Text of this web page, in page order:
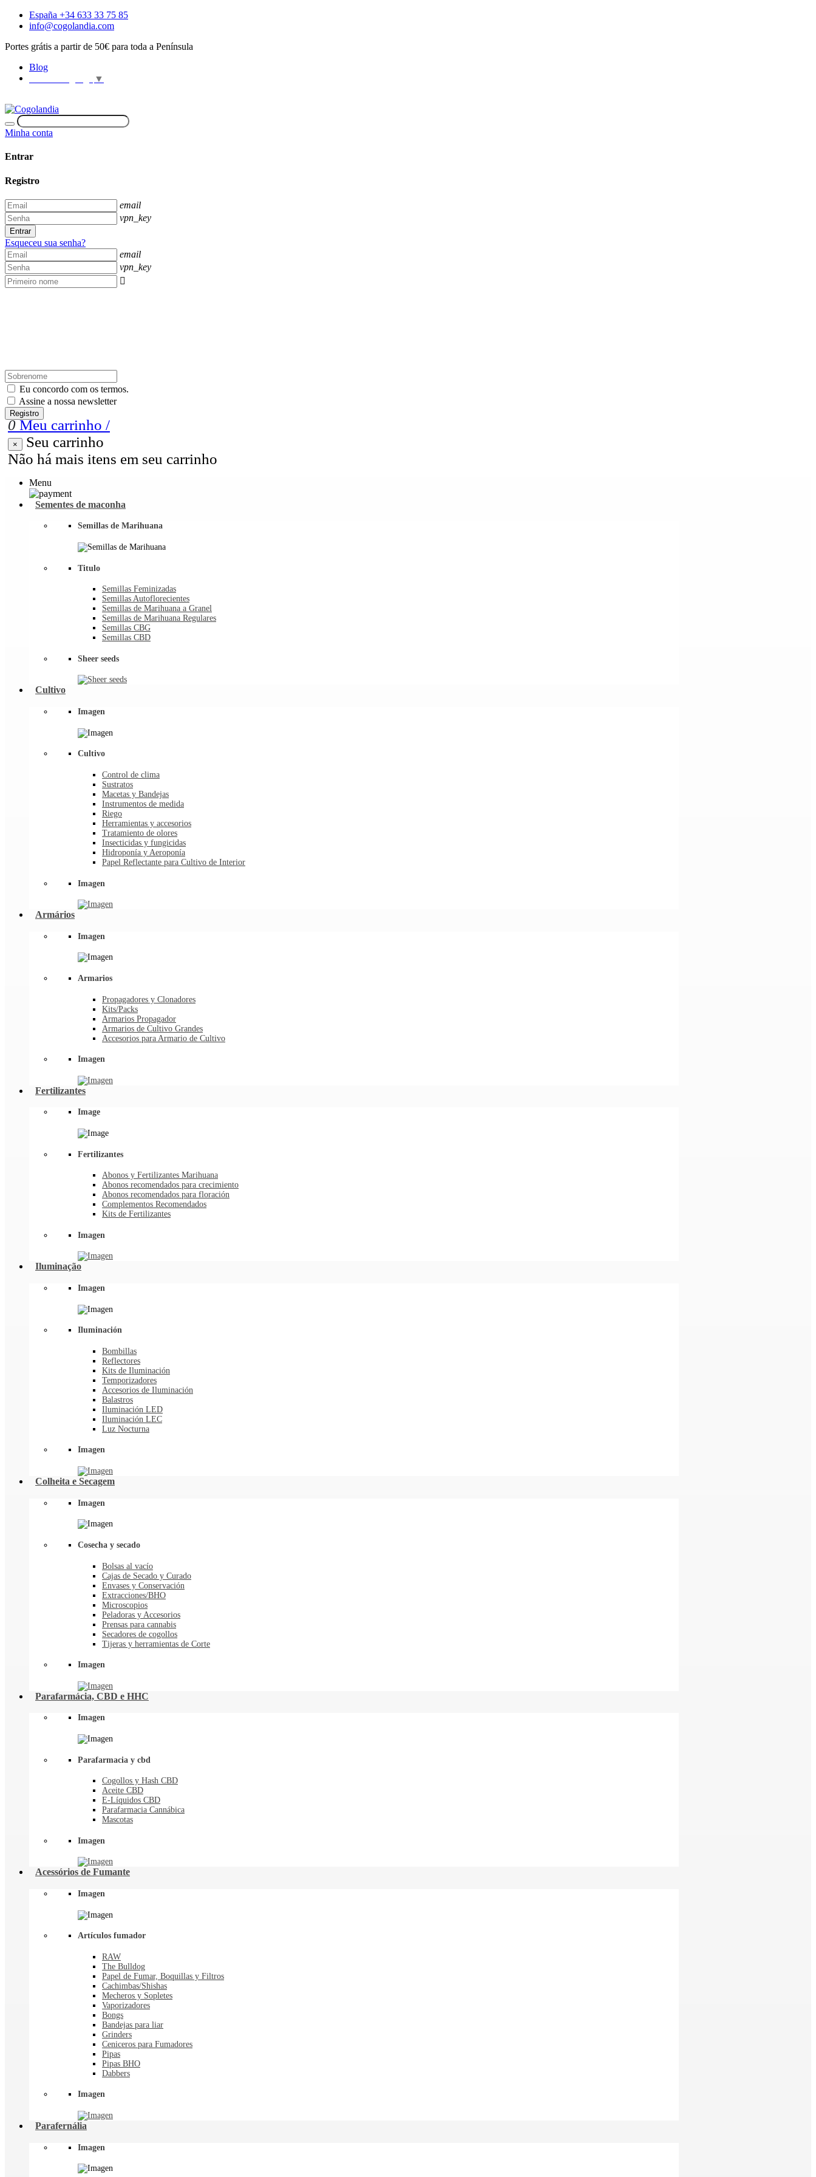
España +34 633 33 75 85
info@cogolandia.com
Portes grátis a partir de 50€ para toda a Península
Blog
▼
Minha conta
Entrar
Registro
email
vpn_key
Entrar
Esqueceu sua senha?
email
vpn_key

Eu concordo com os termos.
Assine a nossa newsletter
Registro
0 Meu carrinho /
×
Seu carrinho
Não há mais itens em seu carrinho
Menu
Sementes de maconha
Semillas de Marihuana
Titulo
Semillas Feminizadas
Semillas Autoflorecientes
Semillas de Marihuana a Granel
Semillas de Marihuana Regulares
Semillas CBG
Semillas CBD
Sheer seeds
Cultivo
Imagen
Cultivo
Control de clima
Sustratos
Macetas y Bandejas
Instrumentos de medida
Riego
Herramientas y accesorios
Tratamiento de olores
Insecticidas y fungicidas
Hidroponía y Aeroponía
Papel Reflectante para Cultivo de Interior
Imagen
Armários
Imagen
Armarios
Propagadores y Clonadores
Kits/Packs
Armarios Propagador
Armarios de Cultivo Grandes
Accesorios para Armario de Cultivo
Imagen
Fertilizantes
Image
Fertilizantes
Abonos y Fertilizantes Marihuana
Abonos recomendados para crecimiento
Abonos recomendados para floración
Complementos Recomendados
Kits de Fertilizantes
Imagen
Iluminação
Imagen
Iluminación
Bombillas
Reflectores
Kits de Iluminación
Temporizadores
Accesorios de Iluminación
Balastros
Iluminación LED
Iluminación LEC
Luz Nocturna
Imagen
Colheita e Secagem
Imagen
Cosecha y secado
Bolsas al vacío
Cajas de Secado y Curado
Envases y Conservación
Extracciones/BHO
Microscopios
Peladoras y Accesorios
Prensas para cannabis
Secadores de cogollos
Tijeras y herramientas de Corte
Imagen
Parafarmácia, CBD e HHC
Imagen
Parafarmacia y cbd
Cogollos y Hash CBD
Aceite CBD
E-Líquidos CBD
Parafarmacia Cannábica
Mascotas
Imagen
Acessórios de Fumante
Imagen
Artículos fumador
RAW
The Bulldog
Papel de Fumar, Boquillas y Filtros
Cachimbas/Shishas
Mecheros y Sopletes
Vaporizadores
Bongs
Bandejas para liar
Grinders
Ceniceros para Fumadores
Pipas
Pipas BHO
Dabbers
Imagen
Parafernália
Imagen